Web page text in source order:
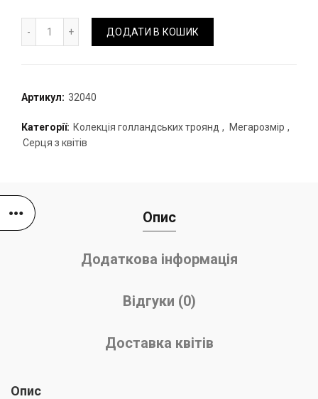
ДОДАТИ В КОШИК
Артикул: 32040
Категорії: Колекція голландських троянд , Мегарозмір ,
Серця з квітів
Опис
Додаткова інформація
Відгуки (0)
Доставка квітів
Опис